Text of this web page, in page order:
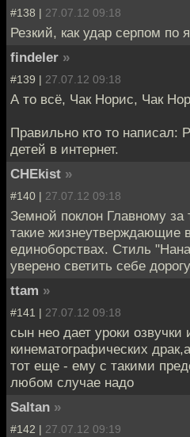
#138 | 27.07.12 09:18
Резкий, как удар серпом по
findeler »
#139 | 27.07.12 09:18
А то всё, Чак Норис, Чак
Правильно кто то написал:
детей в интернет.
CHEkist »
#140 | 27.07.12 09:18
Земной поклон Главному за
такие жизнеутверждающие
единоборствах. Стиль
уверено светить себе
ttam »
#141 | 27.07.12 09:18
сын нео дает уроки озвучки
кинематографических
тот еще - ему с такими
любом случае надо
Saltan »
#142 | 27.07.12 09:19